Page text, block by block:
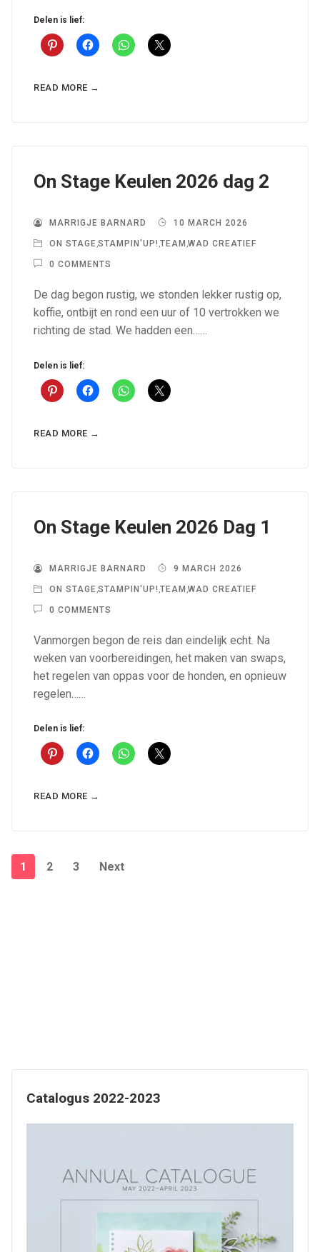
Delen is lief:
READ MORE →
On Stage Keulen 2026 dag 2
MARRIGJE BARNARD 10 MARCH 2026
ON STAGE,STAMPIN'UP! ,TEAM ,WAD CREATIEF
0 COMMENTS
De dag begon rustig, we stonden lekker rustig op,
koffie, ontbijt en rond een uur of 10 vertrokken we
richting de stad. We hadden een……
Delen is lief:
READ MORE →
On Stage Keulen 2026 Dag 1
MARRIGJE BARNARD 9 MARCH 2026
ON STAGE STAMPIN'UP! TEAM WAD CREATIEF
0 COMMENTS
Vanmorgen begon de reis dan eindelijk echt. Na
weken van voorbereidingen, het maken van swaps,
het regelen van oppas voor de honden, en opnieuw
regelen……
Delen is lief:
READ MORE →
Posts
1 2 3 Next
Catalogus 2022-2023